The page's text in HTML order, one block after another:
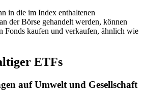
in die im Index enthaltenen
der Börse gehandelt werden, können
Fonds kaufen und verkaufen, ähnlich wie
ETFs
auf Umwelt und Gesellschaft